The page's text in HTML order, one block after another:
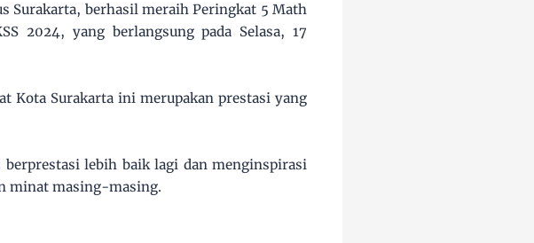
Surakarta, berhasil meraih Peringkat 5 Math
2024, yang berlangsung pada Selasa, 17
Kota Surakarta ini merupakan prestasi yang
lebih baik lagi dan menginspirasi
minat masing-masing.